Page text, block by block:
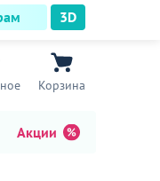
3D
Корзина
Акции